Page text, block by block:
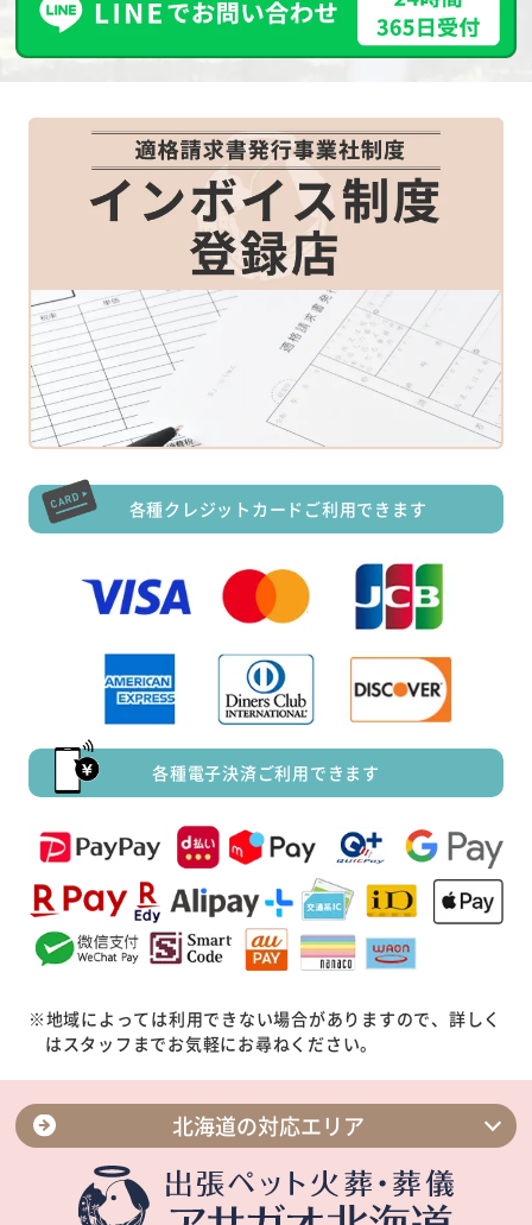
各種クレジットカードご利用できます
各種電子決済ご利用できます
※地域によっては利用できない場合がありますので、詳しく
はスタッフまでお気軽にお尋ねください。
北海道の対応エリア
札幌市北区
札幌市東区